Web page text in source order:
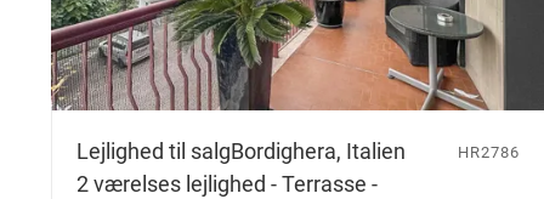
Lejlighed til salgBordighera, Italien
2 værelses lejlighed - Terrasse -
HR2786